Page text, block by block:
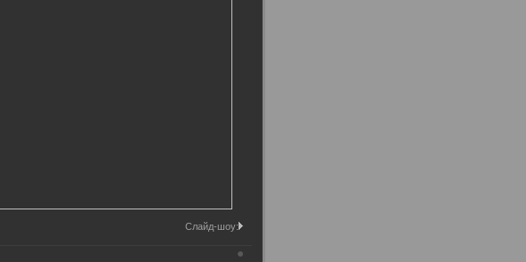
Слайд-шоу: